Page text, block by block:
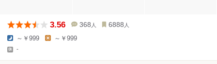
3.56 368 人 6888 人
～￥999 ～￥999
-